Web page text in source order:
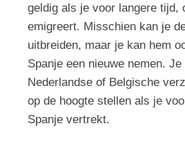
geldig als je voor langere tijd,
emigreert. Misschien kan je
uitbreiden, maar je kan hem
Spanje een nieuwe nemen.
Nederlandse of Belgische
op de hoogte stellen als je
Spanje vertrekt.